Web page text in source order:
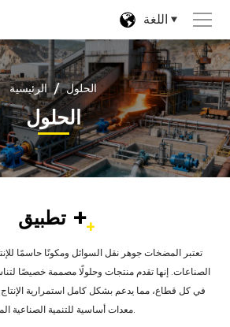
اللغة
الرئيسية / الحلول
الحلول
تطبيق +
تعتبر المضخات جوهر نقل السوائل ومكونًا حاسمًا
الصناعات. إنها تقدم منتجات وحلولًا مصممة خصيصًا
في كل قطاع، مما يدعم بشكل كامل استمرارية الإنتاج
معدات أساسية للتنمية الصناعية المستقرة.